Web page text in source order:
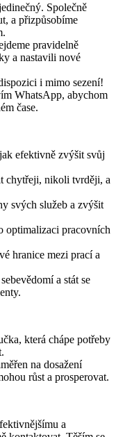
Společně
a přizpůsobíme
pravidelně
a nastavili nové
i mimo sezení!
WhatsApp, abychom
čase.
efektivně zvýšit svůj
chytřeji, nikoli tvrději, a
svých služeb a zvýšit
optimalizaci pracovních
hranice mezi prací a
a stát se
která chápe potřeby
na dosažení
růst a prosperovat.
a